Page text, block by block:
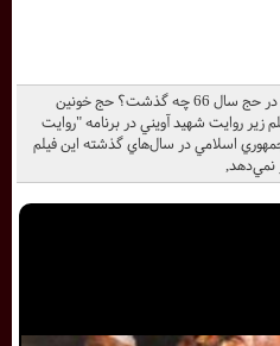
روایت شهید آوینی از حج خونین سال ۶۶/ در حج سال 66 چه گذشت؟ حج خونین
زير روايت شهيد آويني در برنامه "روايت
اسلامي در سال‌هاي گذشته اين فيلم
نمي‌دهد,